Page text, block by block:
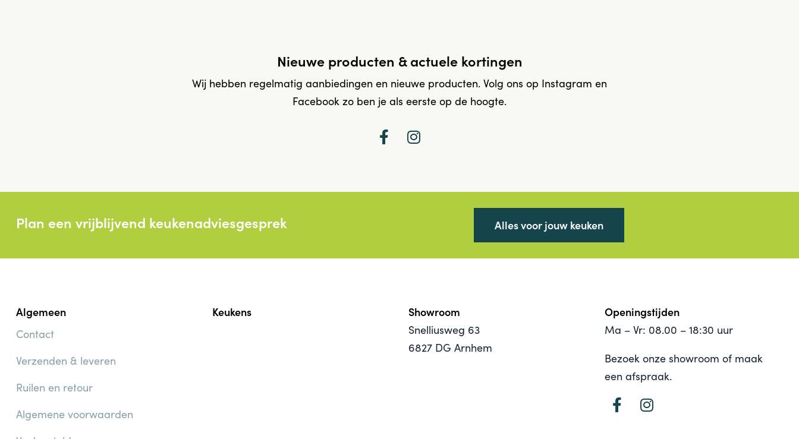
Nieuwe producten & actuele kortingen
Wij hebben regelmatig aanbiedingen en nieuwe producten. Volg ons op Instagram en
Facebook zo ben je als eerste op de hoogte.
Plan een vrijblijvend keukenadviesgesprek Alles voor jouw keuken
Algemeen
Contact
Verzenden & leveren
Ruilen en retour
Algemene voorwaarden
Keukens Showroom
Snelliusweg 63
6827 DG Arnhem
Openingstijden
Ma – Vr: 08.00 – 18:30 uur
Bezoek onze showroom of maak
een afspraak.